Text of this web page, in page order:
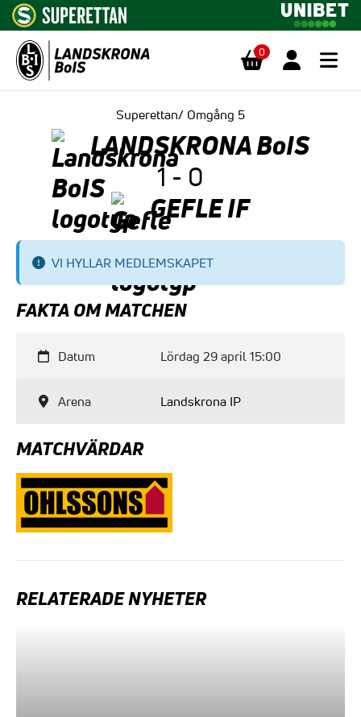
0
Superettan/ Omgång 5
LANDSKRONA BoIS
1 - 0
GEFLE IF
VI HYLLAR MEDLEMSKAPET
FAKTA OM MATCHEN
Datum Lördag 29 april 15:00
Arena Landskrona IP
MATCHVÄRDAR
RELATERADE NYHETER